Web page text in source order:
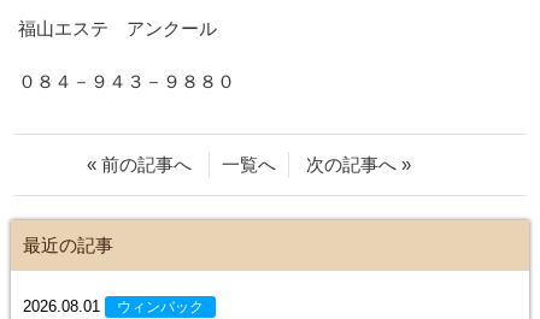
福山エステ アンクール
０８４－９４３－９８８０
« 前の記事へ 一覧へ 次の記事へ »
最近の記事
2026.08.01 ウィンバック